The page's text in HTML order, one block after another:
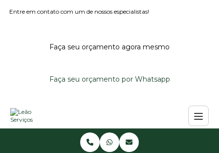
Entre em contato com um de nossos especialistas!
Faça seu orçamento agora mesmo
Faça seu orçamento por Whatsapp